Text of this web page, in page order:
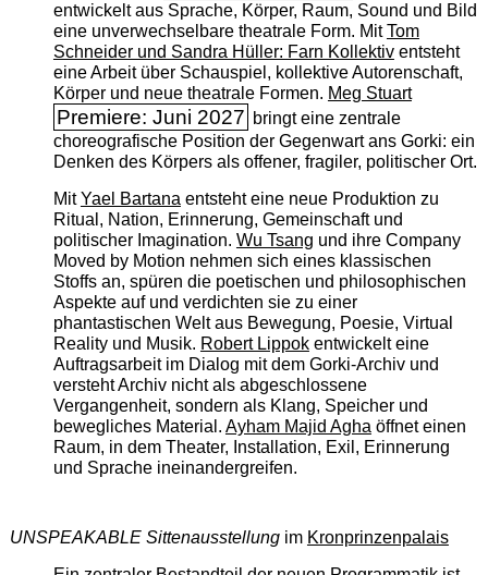
entwickelt aus Sprache, Körper, Raum, Sound und Bild
eine unverwechselbare theatrale Form. MitTom
Schneider und Sandra Hüller: Farn Kollektiventsteht
eine Arbeit über Schauspiel, kollektive Autorenschaft,
Körper und neue theatrale Formen. Meg Stuart
Premiere: Juni 2027 bringt eine zentrale
choreografische Position der Gegenwart ans Gorki: ein
Denken des Körpers als offener, fragiler, politischer Ort.
MitYael Bartanaentsteht eine neue Produktion zu
Ritual, Nation, Erinnerung, Gemeinschaft und
politischer Imagination. Wu Tsang und ihre Company
Moved by Motion nehmen sich eines klassischen
Stoffs an, spüren die poetischen und philosophischen
Aspekte auf und verdichten sie zu einer
phantastischen Welt aus Bewegung, Poesie, Virtual
Reality und Musik. Robert Lippokentwickelt eine
Auftragsarbeit im Dialog mit dem Gorki-Archiv und
versteht Archiv nicht als abgeschlossene
Vergangenheit, sondern als Klang, Speicher und
bewegliches Material. Ayham Majid Aghaöffnet einen
Raum, in dem Theater, Installation, Exil, Erinnerung
und Sprache ineinandergreifen.
UNSPEAKABLE Sittenausstellungim Kronprinzenpalais